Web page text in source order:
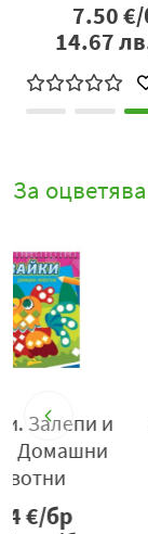
7.50
14.67
За
Превърни
цвят! На
4.09